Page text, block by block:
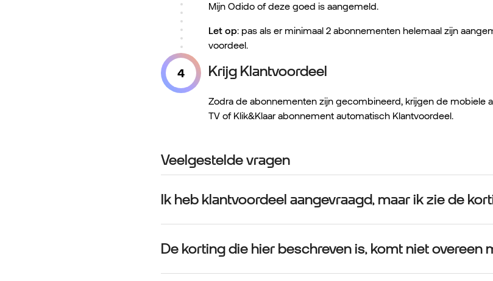
Mijn Odido of deze goed is aangemeld.
Let op: pas als er minimaal 2 abonnementen helemaal zijn
voordeel.
Krijg Klantvoordeel
Zodra de abonnementen zijn gecombineerd, krijgen de mobiele
TV of Klik&Klaar abonnement automatisch Klantvoordeel.
Veelgestelde vragen
Ik heb klantvoordeel aangevraagd, maar ik zie de
De korting die hier beschreven is, komt niet overeen